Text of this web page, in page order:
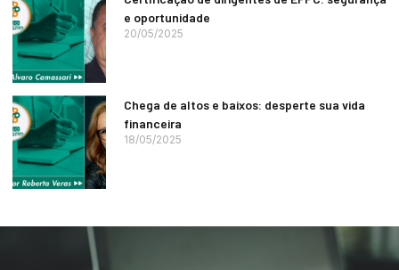
e oportunidade
20/05/2025
Chega de altos e baixos: desperte sua vida
financeira
18/05/2025